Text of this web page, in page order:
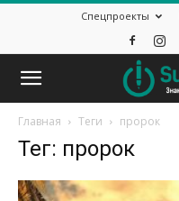
Спецпроекты
Главная Теги пророк
Тег: пророк